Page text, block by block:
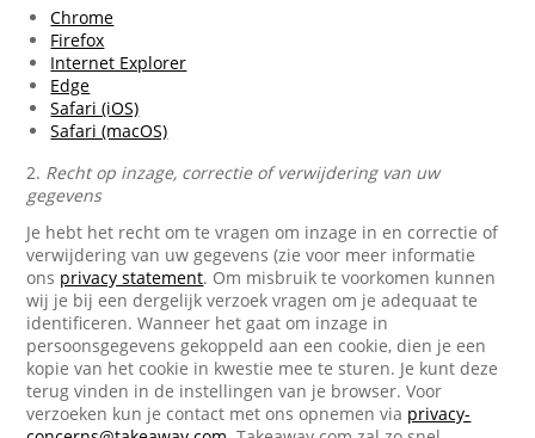
Chrome
Firefox
Internet Explorer
Edge
Safari (iOS)
Safari (macOS)
2. Recht op inzage, correctie of verwijdering van uw
gegevens
Je hebt het recht om te vragen om inzage in en correctie of
verwijdering van uw gegevens (zie voor meer informatie
ons privacy statement. Om misbruik te voorkomen kunnen
wij je bij een dergelijk verzoek vragen om je adequaat te
identificeren. Wanneer het gaat om inzage in
persoonsgegevens gekoppeld aan een cookie, dien je een
kopie van het cookie in kwestie mee te sturen. Je kunt deze
terug vinden in de instellingen van je browser. Voor
verzoeken kun je contact met ons opnemen via privacy-